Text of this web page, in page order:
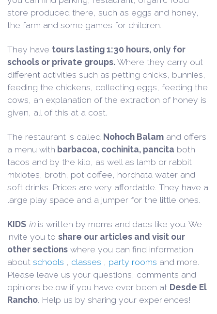
store produced there, such as eggs and honey,
the farm and some games for children.
They have tours lasting 1:30 hours, only for
schools or private groups.Where they carry out
different activities such as petting chicks, bunnies,
feeding the chickens, collecting eggs, feeding the
cows, an explanation of the extraction of honey is
given, all of this at a cost.
The restaurant is called Nohoch Balam and offers
a menu with barbacoa, cochinita, pancita both
tacos and by the kilo, as well as lamb or rabbit
mixiotes, broth, pot coffee, horchata water and
soft drinks. Prices are very affordable. They have a
large play space and a jumper for the little ones.
KIDS in is written by moms and dads like you. We
invite you to share our articles and visit our
other sections where you can find information
about schools classes party rooms and more.
Please leave us your questions, comments and
opinions below if you have ever been at Desde El
Rancho . Help us by sharing your experiences!